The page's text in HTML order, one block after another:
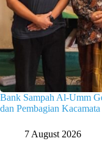
Bank Sampah Al-Umm
dan Pembagian
7 August 2026